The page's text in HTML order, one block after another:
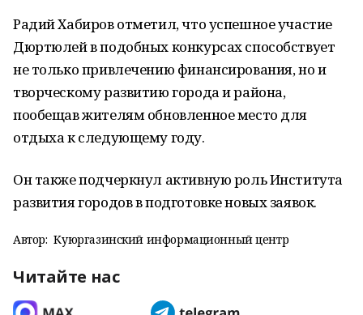
Радий Хабиров отметил, что успешное участие
Дюртюлей в подобных конкурсах способствует
не только привлечению финансирования, но и
творческому развитию города и района,
пообещав жителям обновленное место для
отдыха к следующему году.
Он также подчеркнул активную роль Института
развития городов в подготовке новых заявок.
Автор: Куюргазинский информационный центр
Читайте нас